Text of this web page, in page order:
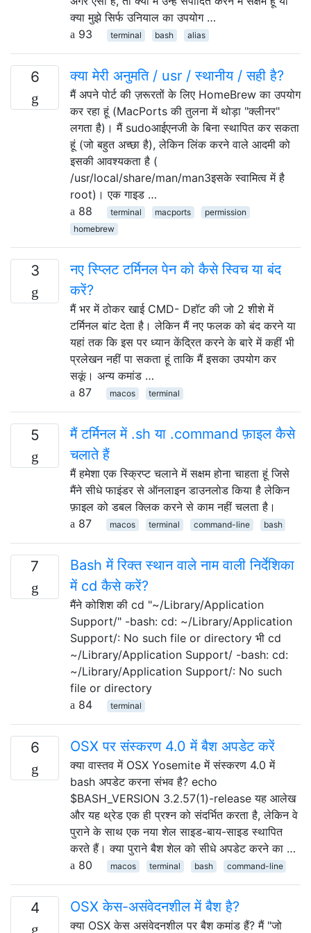
क्या मुझे सिर्फ उनियाल का उपयोग …
93
terminal bash alias
6 क्या मेरी अनुमति / usr / स्थानीय / सही है?
मैं अपने पोर्ट की ज़रूरतों के लिए HomeBrew का उपयोग
कर रहा हूं (MacPorts की तुलना में थोड़ा "क्लीनर"
लगता है)। मैं sudoआईएनजी के बिना स्थापित कर सकता
हूं (जो बहुत अच्छा है), लेकिन लिंक करने वाले आदमी को
इसकी आवश्यकता है (
/usr/local/share/man/man3इसके स्वामित्व में है
root)। एक गाइड …
88
terminal macports
permission
homebrew
3
नए स्प्लिट टर्मिनल पेन को कैसे स्विच या बंद
करें?
मैं भर में ठोकर खाई CMD- Dहॉट की जो 2 शीशे में
टर्मिनल बांट देता है। लेकिन मैं नए फलक को बंद करने या
यहां तक ​​कि इस पर ध्यान केंद्रित करने के बारे में कहीं भी
प्रलेखन नहीं पा सकता हूं ताकि मैं इसका उपयोग कर
सकूं। अन्य कमांड …
87
macos terminal
5
मैं टर्मिनल में .sh या .command फ़ाइल कैसे
चलाते हैं
मैं हमेशा एक स्क्रिप्ट चलाने में सक्षम होना चाहता हूं जिसे
मैंने सीधे फाइंडर से ऑनलाइन डाउनलोड किया है लेकिन
फ़ाइल को डबल क्लिक करने से काम नहीं चलता है।
87
macos terminal command-line bash
7
Bash में रिक्त स्थान वाले नाम वाली निर्देशिका
में cd कैसे करें?
मैंने कोशिश की cd "~/Library/Application
Support/" -bash: cd: ~/Library/Application
Support/: No such file or directory भी cd
~/Library/Application Support/ -bash: cd:
~/Library/Application Support/: No such
file or directory
84
terminal
6 OSX पर संस्करण 4.0 में बैश अपडेट करें
क्या वास्तव में OSX Yosemite में संस्करण 4.0 में
bash अपडेट करना संभव है? echo
$BASH_VERSION 3.2.57(1)-release यह आलेख
और यह थ्रेड एक ही प्रश्न को संदर्भित करता है, लेकिन वे
पुराने के साथ एक नया शेल साइड-बाय-साइड स्थापित
करते हैं। क्या पुराने बैश शेल को सीधे अपडेट करने का …
80
macos terminal bash command-line
4 OSX केस-असंवेदनशील में बैश है?
क्या OSX केस असंवेदनशील पर बैश कमांड हैं? मैं "जो